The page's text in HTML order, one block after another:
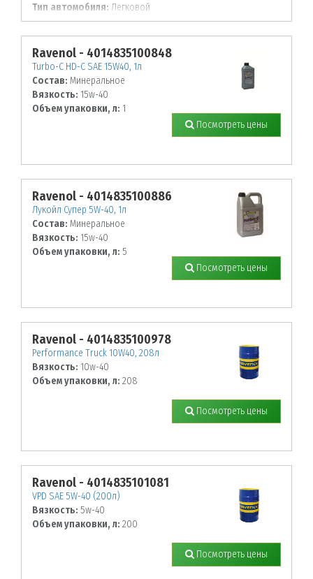
Тип автомобиля: Легковой
Ravenol - 4014835100848
Turbo-C HD-C SAE 15W40, 1л
Состав: Минеральное
Вязкость: 15w-40
Объем упаковки, л: 1
Посмотреть цены
Ravenol - 4014835100886
Лукойл Супер 5W-40, 1л
Состав: Минеральное
Вязкость: 15w-40
Объем упаковки, л: 5
Посмотреть цены
Ravenol - 4014835100978
Performance Truck 10W40, 208л
Вязкость: 10w-40
Объем упаковки, л: 208
Посмотреть цены
Ravenol - 4014835101081
VPD SAE 5W-40 (200л)
Вязкость: 5w-40
Объем упаковки, л: 200
Посмотреть цены